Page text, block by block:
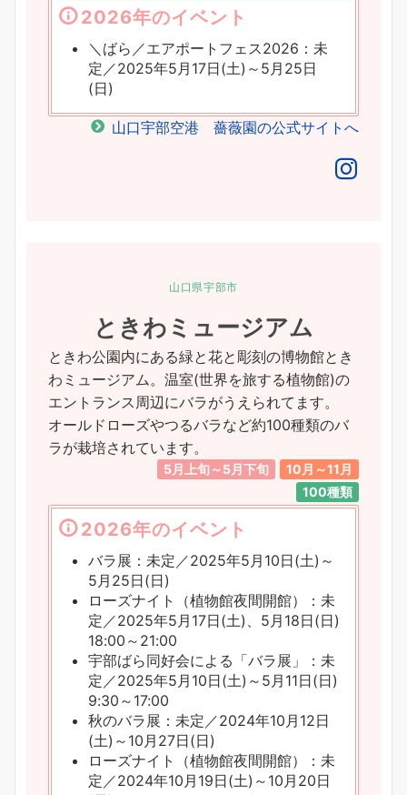
2026年のイベント
＼ばら／エアポートフェス2026：未
定／2025年5月17日(土)～5月25日
(日)
山口宇部空港 薔薇園の公式サイトへ
山口県宇部市
ときわミュージアム
ときわ公園内にある緑と花と彫刻の博物館とき
わミュージアム。温室(世界を旅する植物館)の
エントランス周辺にバラがうえられてます。
オールドローズやつるバラなど約100種類のバ
ラが栽培されています。
5月上旬～5月下旬
10月～11月
100種類
2026年のイベント
バラ展：未定／2025年5月10日(土)～
5月25日(日)
ローズナイト（植物館夜間開館）：未
定／2025年5月17日(土)、5月18日(日)
18:00～21:00
宇部ばら同好会による「バラ展」：未
定／2025年5月10日(土)～5月11日(日)
9:30～17:00
秋のバラ展：未定／2024年10月12日
(土)～10月27日(日)
ローズナイト（植物館夜間開館）：未
定／2024年10月19日(土)～10月20日